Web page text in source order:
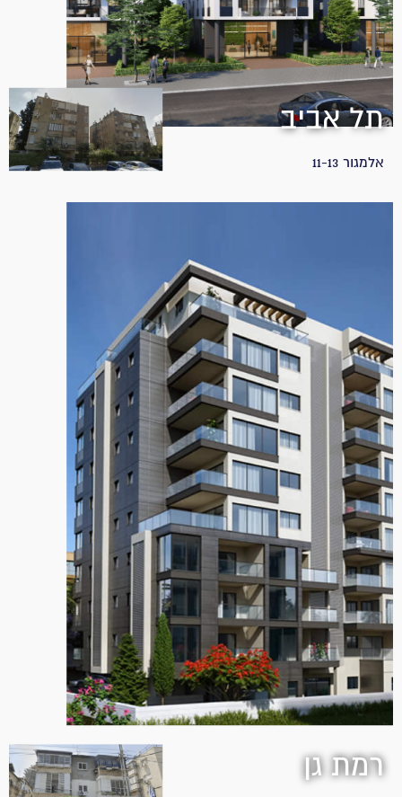
תל אביב
אלמגור 11-13
רמת גן